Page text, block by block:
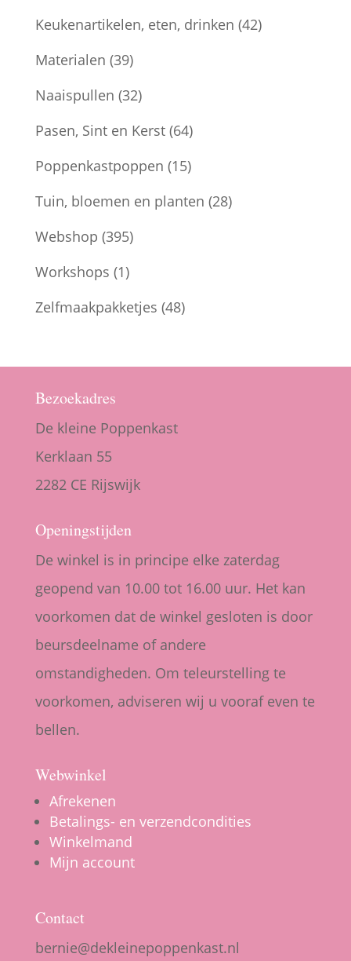
Keukenartikelen, eten, drinken (42)
Materialen (39)
Naaispullen (32)
Pasen, Sint en Kerst (64)
Poppenkastpoppen (15)
Tuin, bloemen en planten (28)
Webshop (395)
Workshops (1)
Zelfmaakpakketjes (48)
Bezoekadres
De kleine Poppenkast
Kerklaan 55
2282 CE Rijswijk
Openingstijden
De winkel is in principe elke zaterdag
geopend van 10.00 tot 16.00 uur. Het kan
voorkomen dat de winkel gesloten is door
beursdeelname of andere
omstandigheden. Om teleurstelling te
voorkomen, adviseren wij u vooraf even te
bellen.
Webwinkel
Afrekenen
Betalings- en verzendcondities
Winkelmand
Mijn account
Contact
bernie@dekleinepoppenkast.nl